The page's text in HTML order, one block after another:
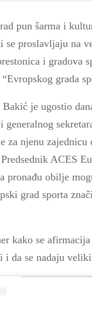
pun šarma i
se proslavljaju na
i gradova
grada
je ugostio
generalnog
njenu zajednicu
ACES
pronađu obilje
grad sporta
kako se
i da se nadaju